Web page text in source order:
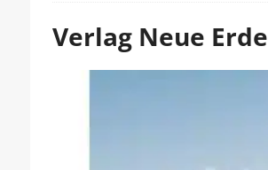
Verlag Neue Erde